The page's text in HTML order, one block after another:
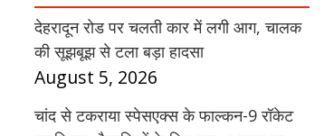
देहरादून रोड पर चलती कार में लगी आग, चालक
की सूझबूझ से टला बड़ा हादसा
August 5, 2026
चांद से टकराया स्पेसएक्स के फाल्कन-9 रॉकेट